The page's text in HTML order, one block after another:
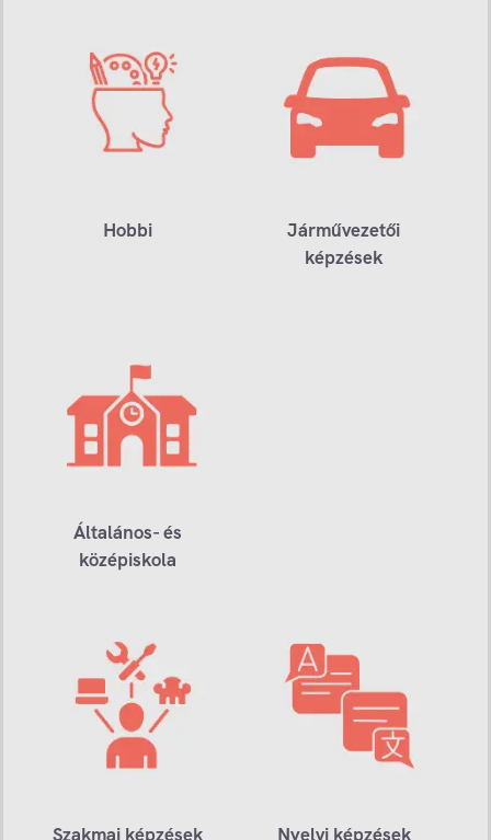
Hobbi
Járművezetői
képzések
Általános- és
középiskola
Szakmai képzések Nyelvi képzések